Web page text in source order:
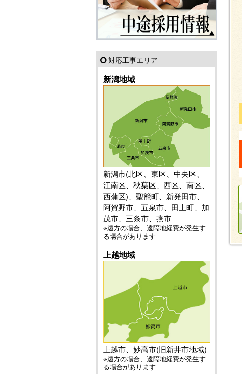
対応工事エリア
新潟地域
新潟市(北区、東区、中央区、
江南区、秋葉区、西区、南区、
西蒲区)、聖籠町、新発田市、
阿賀野市、五泉市、田上町、加
茂市、三条市、燕市
※遠方の場合、遠隔地経費が発生す
る場合があります
上越地域
上越市、妙高市(旧新井市地域)
※遠方の場合、遠隔地経費が発生す
る場合があります